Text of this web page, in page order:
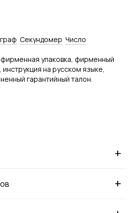
Секундомер Число
упаковка, фирменный
инструкция на русском языке,
гарантийный талон.
+
+